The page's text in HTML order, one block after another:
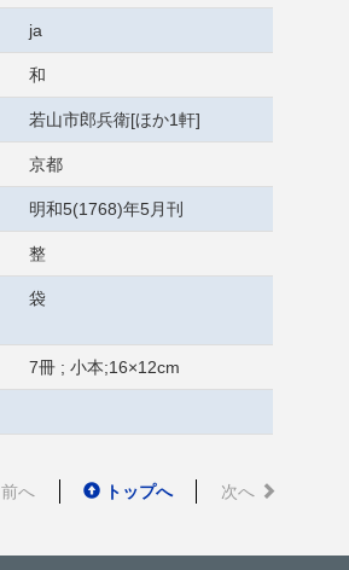
ja
和
若山市郎兵衛[ほか1軒]
京都
明和5(1768)年5月刊
整
袋
7冊 ; 小本;16×12cm
前へ トップへ 次へ